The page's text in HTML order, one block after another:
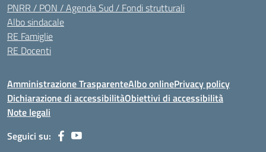
PNRR / PON / Agenda Sud / Fondi strutturali
Albo sindacale
RE Famiglie
RE Docenti
Amministrazione TrasparenteAlbo onlinePrivacy policy
Dichiarazione di accessibilitàObiettivi di accessibilità
Note legali
Seguici su: